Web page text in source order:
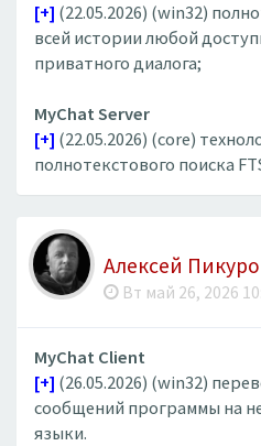
[+] (22.05.2026) (win32)
всей истории любой
приватного диалога;
MyChat Server
[+] (22.05.2026) (core)
полнотекстового поиска
Алексей
Вт май 26, 2026
MyChat Client
[+] (26.05.2026) (win32)
сообщений программы на
языки.